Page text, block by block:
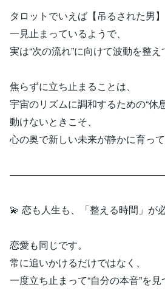
タロットでいえば【吊るされた男】
一見止まっているようで、
実は“次の流れ”に向けて波動を整え
焦らずに立ち止まることは、
宇宙のリズムに調和するための“休
動けないときこそ、
心の奥で新しい未来が静かに育って
💫 恋も人生も、「整える時間」が
恋愛も同じです。
常に追いかけるだけではなく、
一度立ち止まって“自分の本音”を見